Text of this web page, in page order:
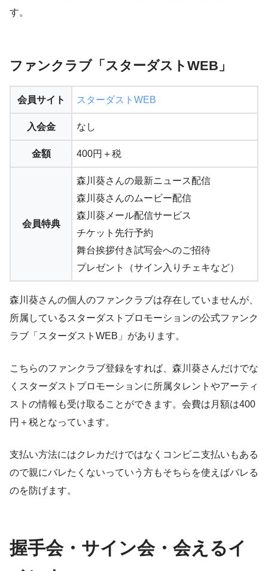
す。
ファンクラブ「スターダストWEB」
会員サイト スターダストWEB
入会金 なし
金額 400円＋税
会員特典
森川葵さんの最新ニュース配信
森川葵さんのムービー配信
森川葵メール配信サービス
チケット先行予約
舞台挨拶付き試写会へのご招待
プレゼント（サイン入りチェキなど）
森川葵さんの個人のファンクラブは存在していませんが、
所属しているスターダストプロモーションの公式ファンク
ラブ「スターダストWEB」があります。
こちらのファンクラブ登録をすれば、森川葵さんだけでな
くスターダストプロモーションに所属タレントやアーティ
ストの情報も受け取ることができます。会費は月額は400
円＋税となっています。
支払い方法にはクレカだけではなくコンビニ支払いもある
ので親にバレたくないっていう方もそちらを使えばバレる
のを防げます。
握手会・サイン会・会えるイ